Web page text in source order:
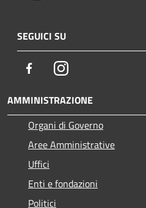
SEGUICI SU
FacebookInstagram
AMMINISTRAZIONE
Organi di Governo
Aree Amministrative
Uffici
Enti e fondazioni
Politici